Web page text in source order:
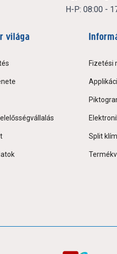
H-P: 08:00 -
világa
Fizetési
Split